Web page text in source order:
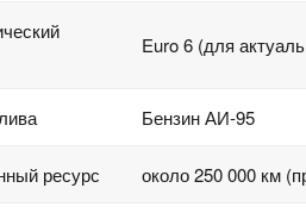
Euro 6 (для
Бензин АИ‑95
ресурс около 250 000 км